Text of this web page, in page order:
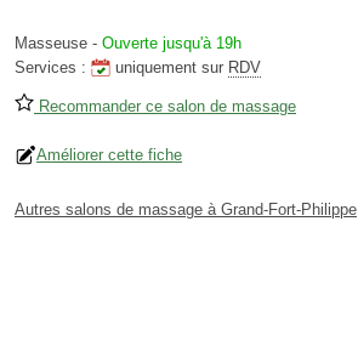
Masseuse - Ouverte jusqu'à 19h
Services :
uniquement sur RDV
Recommander ce salon de massage
Améliorer cette fiche
Autres salons de massage à Grand-Fort-Philippe